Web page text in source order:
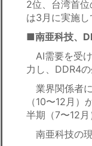
2位、台湾首
は3月に実施し
■南亜科技、
AI需要を受
力し、DDR4
業界関係者
（10〜12月
半期（7〜12月
南亜科技の